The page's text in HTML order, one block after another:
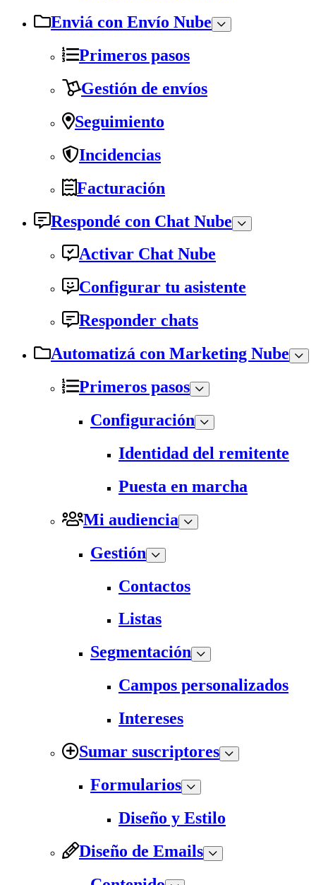
Enviá con Envío Nube
Primeros pasos
Gestión de envíos
Seguimiento
Incidencias
Facturación
Respondé con Chat Nube
Activar Chat Nube
Configurar tu asistente
Responder chats
Automatizá con Marketing Nube
Primeros pasos
Configuración
Identidad del remitente
Puesta en marcha
Mi audiencia
Gestión
Contactos
Listas
Segmentación
Campos personalizados
Intereses
Sumar suscriptores
Formularios
Diseño y Estilo
Diseño de Emails